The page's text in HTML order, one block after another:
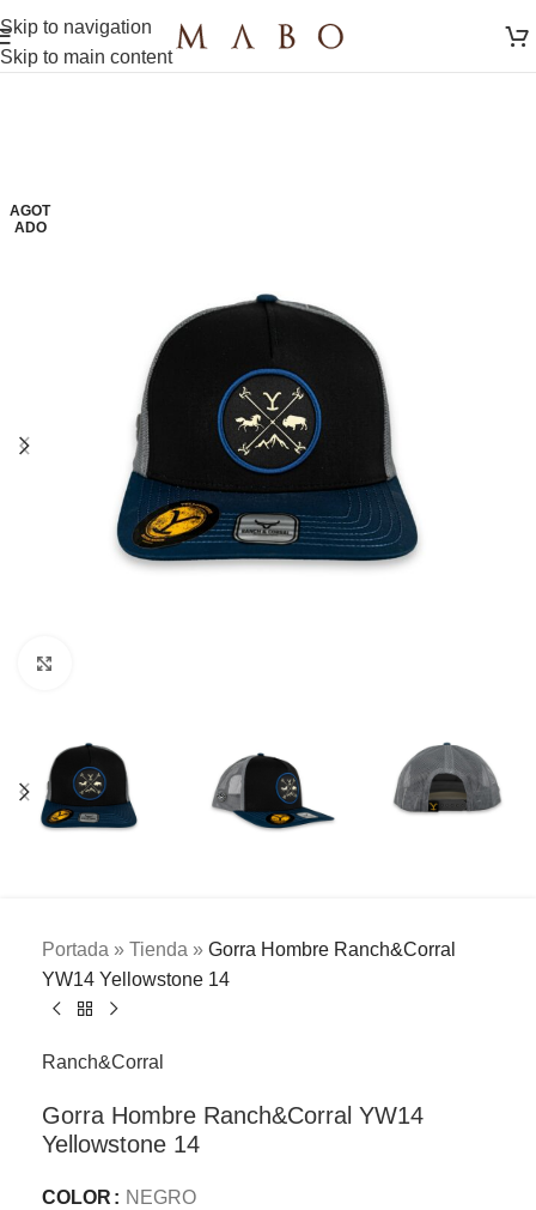
Skip to navigation
Skip to main content
AGOT
ADO
Portada » Tienda » Gorra Hombre Ranch&Corral
YW14 Yellowstone 14
Ranch&Corral
Gorra Hombre Ranch&Corral YW14
Yellowstone 14
COLOR NEGRO